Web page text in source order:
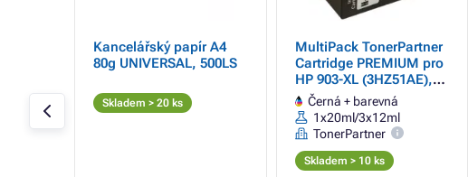
Kancelářský papír A4
80g UNIVERSAL, 500LS
Skladem > 20 ks
MultiPack TonerPartner
Cartridge PREMIUM pro
HP 903-XL (3HZ51AE),
black + color (černá +
barevná)
Černá + barevná
1x20ml/3x12ml
TonerPartner
Skladem > 10 ks